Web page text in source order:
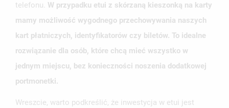
telefonu. W przypadku etui z skórzaną kieszonką na karty
mamy możliwość wygodnego przechowywania naszych
kart płatniczych, identyfikatorów czy biletów. To idealne
rozwiązanie dla osób, które chcą mieć wszystko w
jednym miejscu, bez konieczności noszenia dodatkowej
portmonetki.
Wreszcie, warto podkreślić, że inwestycja w etui jest